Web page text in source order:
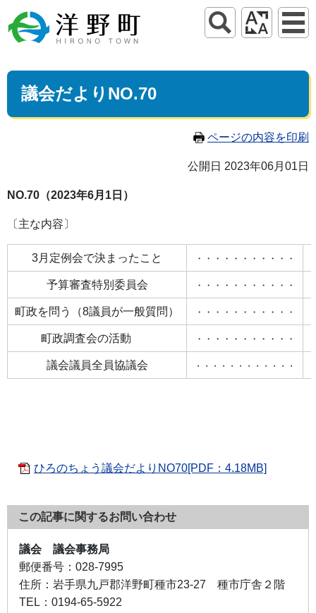
議会だよりNO.70
ページの内容を印刷
公開日 2023年06月01日
NO.70（2023年6月1日）
〔主な内容〕
3月定例会で決まったこと ・・・・・・・・・・・
予算審査特別委員会 ・・・・・・・・・・・
町政を問う（8議員が一般質問） ・・・・・・・・・・・
町政調査会の活動 ・・・・・・・・・・・
議会議員全員協議会 ・・・・・・・・・・・・
ひろのちょう議会だよりNO70[PDF：4.18MB]
この記事に関するお問い合わせ
議会 議会事務局
郵便番号： 028-7995
住所： 岩手県九戸郡洋野町種市23-27 種市庁舎２階
TEL： 0194-65-5922